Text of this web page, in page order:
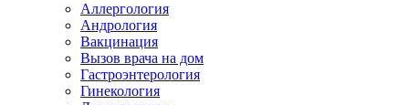
Аллергология
Андрология
Вакцинация
Вызов врача на дом
Гастроэнтерология
Гинекология